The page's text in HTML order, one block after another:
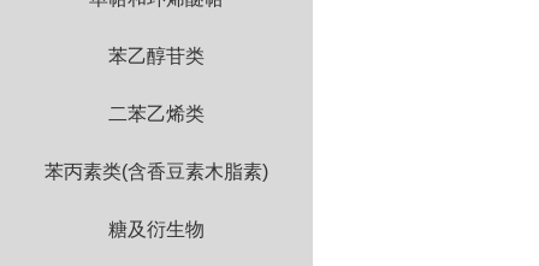
苯乙醇苷类
二苯乙烯类
苯丙素类(含香豆素木脂素)
糖及衍生物